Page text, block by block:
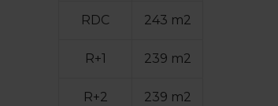
RDC 243 m2
R+1 239 m2
R+2 239 m2